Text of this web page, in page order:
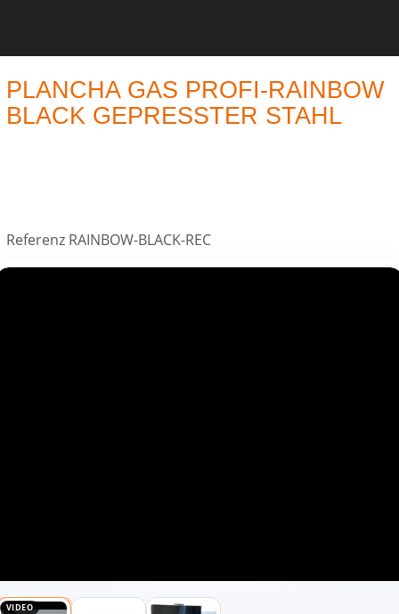
PLANCHA GAS PROFI-RAINBOW
BLACK GEPRESSTER STAHL
Referenz RAINBOW-BLACK-REC
VIDEO